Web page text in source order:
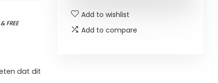
&FREE
dat dit
Add to wishlist
Add to compare